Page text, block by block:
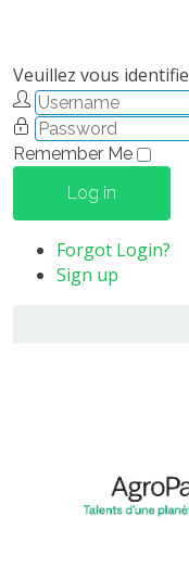
Veuillez vous
Remember Me
Log in
Forgot Login?
Sign up